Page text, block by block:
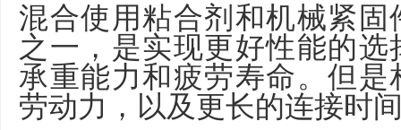
混合使用粘合剂和机械紧
之一，是实现更好性能的
承重能力和疲劳寿命。但
劳动力，以及更长的连接时